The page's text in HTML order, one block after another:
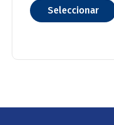
Seleccionar